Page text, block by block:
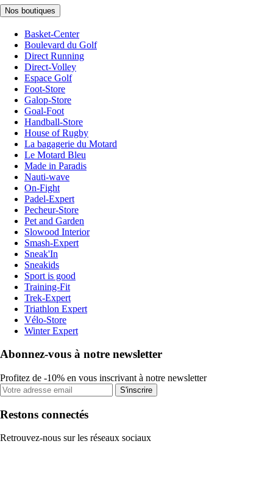
Nos boutiques
Basket-Center
Boulevard du Golf
Direct Running
Direct-Volley
Espace Golf
Foot-Store
Galop-Store
Goal-Foot
Handball-Store
House of Rugby
La bagagerie du Motard
Le Motard Bleu
Made in Paradis
Nauti-wave
On-Fight
Padel-Expert
Pecheur-Store
Pet and Garden
Slowood Interior
Smash-Expert
Sneak'In
Sneakids
Sport is good
Training-Fit
Trek-Expert
Triathlon Expert
Vélo-Store
Winter Expert
Abonnez-vous à notre newsletter
Profitez de -10% en vous inscrivant à notre newsletter
S'inscrire
Restons connectés
Retrouvez-nous sur les réseaux sociaux